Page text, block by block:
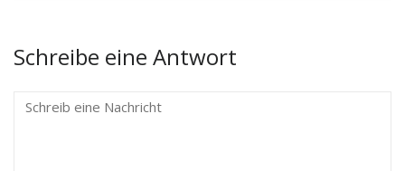
Schreibe eine Antwort